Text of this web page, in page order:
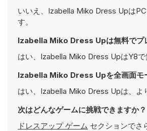
いいえ、Izabella Miko Dress Upは
す。
Izabella Miko Dress Upは無料でプ
はい、Izabella Miko Dress UpはY8で
Izabella Miko Dress Upを全画面モ
はい、Izabella Miko Dress Upは、よ
次はどんなゲームに挑戦できますか？
ドレスアップ ゲーム セクションでさ